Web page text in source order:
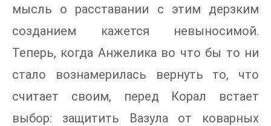
мысль о расставании с этим дерзким
созданием кажется невыносимой.
Теперь, когда Анжелика во что бы то ни
стало вознамерилась вернуть то, что
считает своим, перед Корал встает
выбор: защитить Вазула от коварных